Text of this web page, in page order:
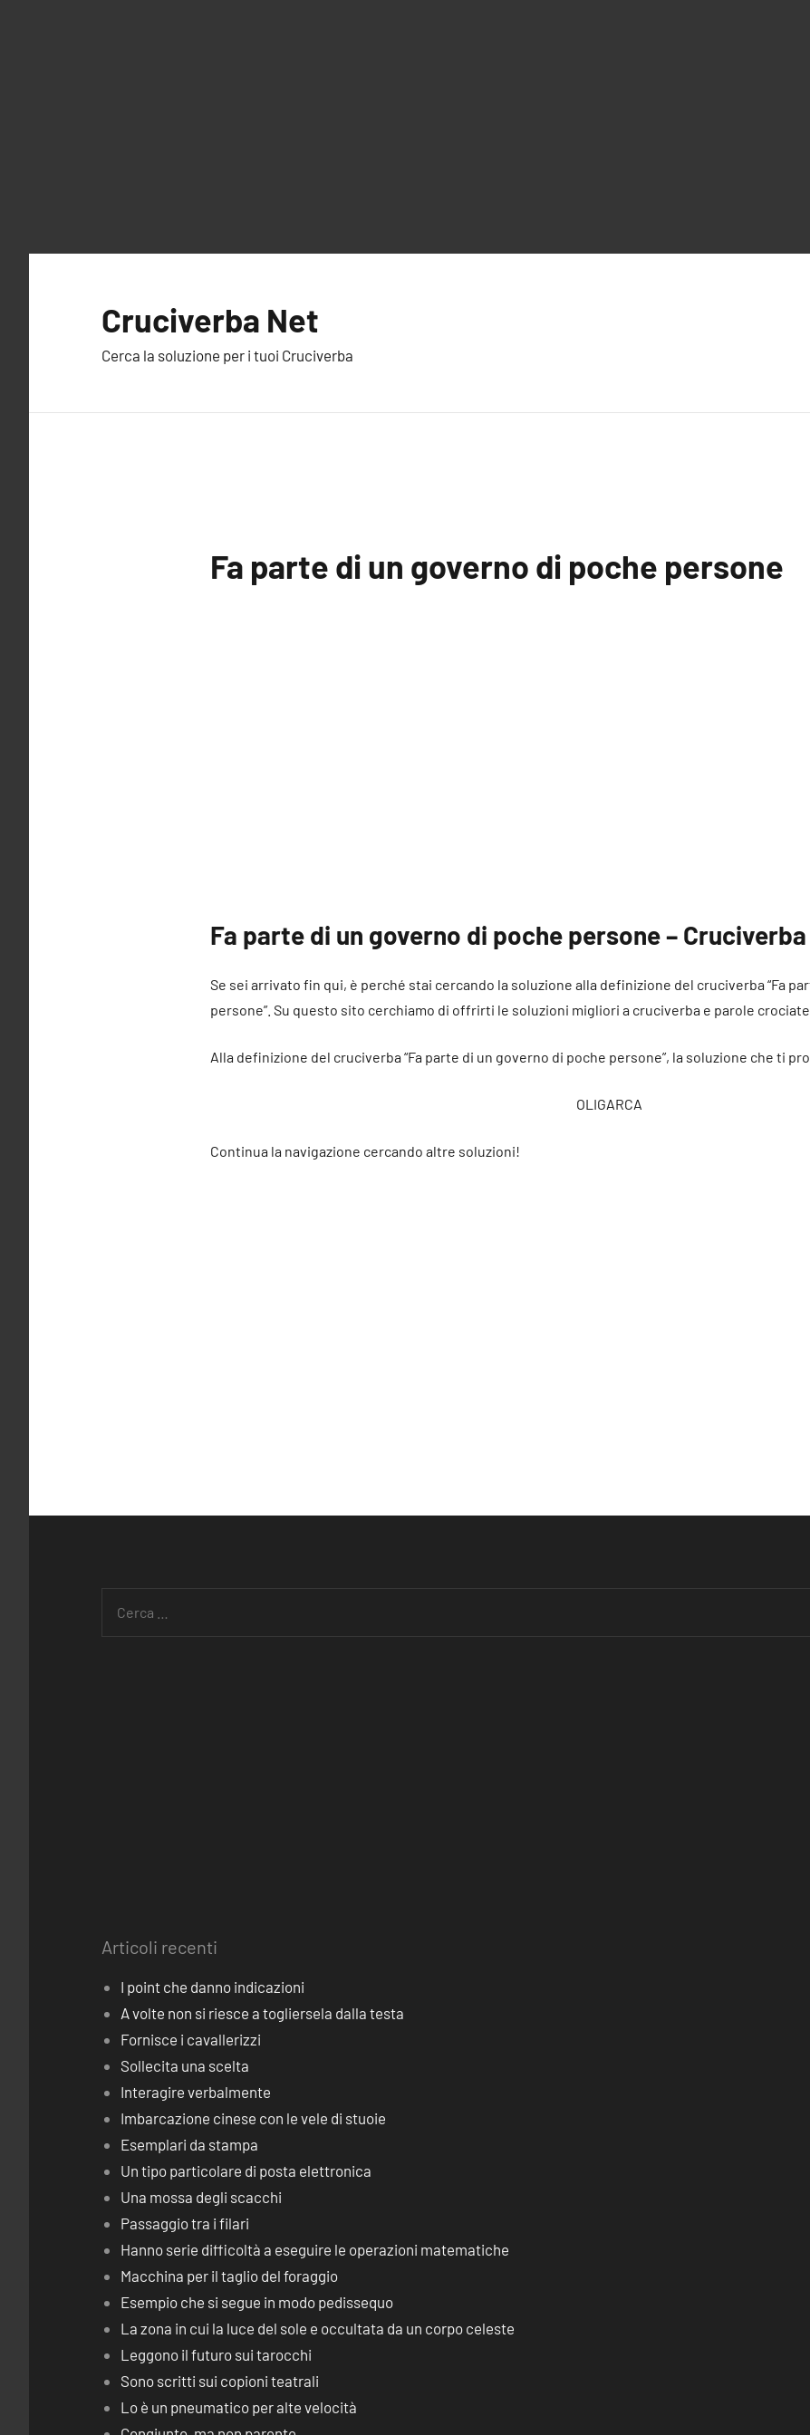
Cruciverba Net
Cerca la soluzione per i tuoi Cruciverba
Fa parte di un governo di poche persone
Fa parte di un governo di poche persone – Cruciverba
Se sei arrivato fin qui, è perché stai cercando la soluzione alla definizione del cruciverba “Fa
persone”. Su questo sito cerchiamo di offrirti le soluzioni migliori a cruciverba e parole crociate.
Alla definizione del cruciverba “Fa parte di un governo di poche persone”, la soluzione che ti
OLIGARCA
Continua la navigazione cercando altre soluzioni!
Articoli recenti
I point che danno indicazioni
A volte non si riesce a togliersela dalla testa
Fornisce i cavallerizzi
Sollecita una scelta
Interagire verbalmente
Imbarcazione cinese con le vele di stuoie
Esemplari da stampa
Un tipo particolare di posta elettronica
Una mossa degli scacchi
Passaggio tra i filari
Hanno serie difficoltà a eseguire le operazioni matematiche
Macchina per il taglio del foraggio
Esempio che si segue in modo pedissequo
La zona in cui la luce del sole e occultata da un corpo celeste
Leggono il futuro sui tarocchi
Sono scritti sui copioni teatrali
Lo è un pneumatico per alte velocità